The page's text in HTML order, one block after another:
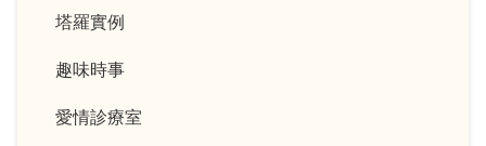
塔羅實例
趣味時事
愛情診療室